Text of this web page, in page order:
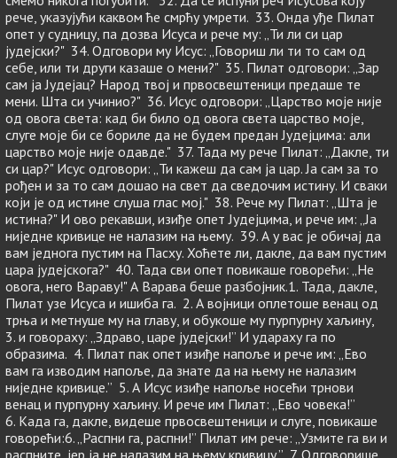
рече, указујући каквом ће смрћу умрети. 33. Онда уђе Пилат
опет у судницу, па дозва Исуса и рече му: „Ти ли си цар
јудејски?" 34. Одговори му Исус: „Говориш ли ти то сам од
себе, или ти други казаше о мени?" 35. Пилат одговори: „Зар
сам ја Јудејац? Народ твој и првосвештеници предаше те
мени. Шта си учинио?" 36. Исус одговори: „Царство моје није
од овога света: кад би било од овога света царство моје,
слуге моје би се бориле да не будем предан Јудејцима: али
царство моје није одавде." 37. Тада му рече Пилат: „Дакле, ти
си цар?" Исус одговори: „Ти кажеш да сам ја цар. Ја сам за то
рођен и за то сам дошао на свет да сведочим истину. И сваки
који је од истине слуша глас мој." 38. Рече му Пилат: „Шта је
истина?" И ово рекавши, изиђе опет Јудејцима, и рече им: „Ја
ниједне кривице не налазим на њему. 39. А у вас је обичај да
вам једнога пустим на Пасху. Хоћете ли, дакле, да вам пустим
цара јудејскога?" 40. Тада сви опет повикаше говорећи: „Не
овога, него Вараву!" А Варава беше разбојник.1. Тада, дакле,
Пилат узе Исуса и ишиба га. 2. А војници оплетоше венац од
трња и метнуше му на главу, и обукоше му пурпурну хаљину,
3. и говораху: „Здраво, царе јудејски!” И удараху га по
образима. 4. Пилат пак опет изиђе напоље и рече им: „Ево
вам га изводим напоље, да знате да на њему не налазим
ниједне кривице.” 5. А Исус изиђе напоље носећи трнови
венац и пурпурну хаљину. И рече им Пилат: „Ево човека!”
6. Када га, дакле, видеше првосвештеници и слуге, повикаше
говорећи:6. „Распни га, распни!” Пилат им рече: „Узмите га ви и
распните, јер ја не налазим на њему кривицу.” 7. Одговорише